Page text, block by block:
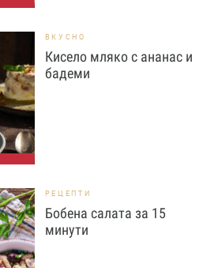
ВКУСНО
Кисело мляко с ананас и
бадеми
РЕЦЕПТИ
Бобена салата за 15
минути